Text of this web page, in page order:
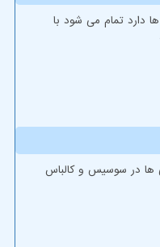
دارد تمام می شود با
ها در سوسیس و کالباس